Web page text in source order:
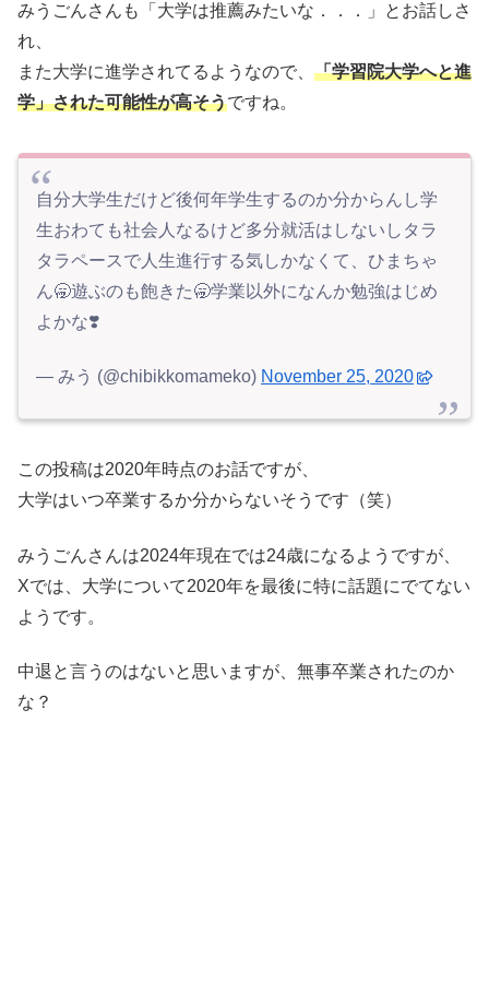
みうごんさんも「大学は推薦みたいな．．．」とお話しさ
れ、
また大学に進学されてるようなので、 「学習院大学へと進
学」された可能性が高そうですね。
自分大学生だけど後何年学生するのか分からんし学
生おわても社会人なるけど多分就活はしないしタラ
タラペースで人生進行する気しかなくて、ひまちゃ
ん🥱遊ぶのも飽きた🥱学業以外になんか勉強はじめ
よかな❣️
— みう (@chibikkomameko) November 25, 2020
この投稿は2020年時点のお話ですが、
大学はいつ卒業するか分からないそうです（笑）
みうごんさんは2024年現在では24歳になるようですが、
Xでは、大学について2020年を最後に特に話題にでてない
ようです。
中退と言うのはないと思いますが、無事卒業されたのか
な？